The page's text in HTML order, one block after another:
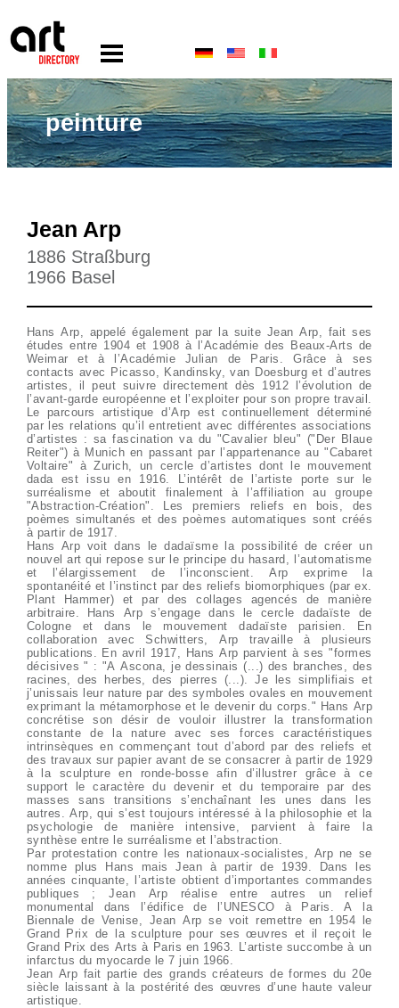
peinture
Jean Arp
1886 Straßburg
1966 Basel
Hans Arp, appelé également par la suite Jean Arp, fait ses
études entre 1904 et 1908 à l’Académie des Beaux-Arts de
Weimar et à l’Académie Julian de Paris. Grâce à ses
contacts avec Picasso, Kandinsky, van Doesburg et d’autres
artistes, il peut suivre directement dès 1912 l’évolution de
l’avant-garde européenne et l’exploiter pour son propre travail.
Le parcours artistique d’Arp est continuellement déterminé
par les relations qu’il entretient avec différentes associations
d’artistes : sa fascination va du "Cavalier bleu" ("Der Blaue
Reiter") à Munich en passant par l’appartenance au "Cabaret
Voltaire" à Zurich, un cercle d’artistes dont le mouvement
dada est issu en 1916. L’intérêt de l’artiste porte sur le
surréalisme et aboutit finalement à l’affiliation au groupe
"Abstraction-Création". Les premiers reliefs en bois, des
poèmes simultanés et des poèmes automatiques sont créés
à partir de 1917.
Hans Arp voit dans le dadaïsme la possibilité de créer un
nouvel art qui repose sur le principe du hasard, l’automatisme
et l’élargissement de l’inconscient. Arp exprime la
spontanéité et l’instinct par des reliefs biomorphiques (par ex.
Plant Hammer) et par des collages agencés de manière
arbitraire. Hans Arp s’engage dans le cercle dadaïste de
Cologne et dans le mouvement dadaïste parisien. En
collaboration avec Schwitters, Arp travaille à plusieurs
publications. En avril 1917, Hans Arp parvient à ses "formes
décisives " : "A Ascona, je dessinais (...) des branches, des
racines, des herbes, des pierres (...). Je les simplifiais et
j’unissais leur nature par des symboles ovales en mouvement
exprimant la métamorphose et le devenir du corps." Hans Arp
concrétise son désir de vouloir illustrer la transformation
constante de la nature avec ses forces caractéristiques
intrinsèques en commençant tout d’abord par des reliefs et
des travaux sur papier avant de se consacrer à partir de 1929
à la sculpture en ronde-bosse afin d’illustrer grâce à ce
support le caractère du devenir et du temporaire par des
masses sans transitions s’enchaînant les unes dans les
autres. Arp, qui s’est toujours intéressé à la philosophie et la
psychologie de manière intensive, parvient à faire la
synthèse entre le surréalisme et l’abstraction.
Par protestation contre les nationaux-socialistes, Arp ne se
nomme plus Hans mais Jean à partir de 1939. Dans les
années cinquante, l’artiste obtient d’importantes commandes
publiques ; Jean Arp réalise entre autres un relief
monumental dans l’édifice de l’UNESCO à Paris. A la
Biennale de Venise, Jean Arp se voit remettre en 1954 le
Grand Prix de la sculpture pour ses œuvres et il reçoit le
Grand Prix des Arts à Paris en 1963. L’artiste succombe à un
infarctus du myocarde le 7 juin 1966.
Jean Arp fait partie des grands créateurs de formes du 20e
siècle laissant à la postérité des œuvres d’une haute valeur
artistique.